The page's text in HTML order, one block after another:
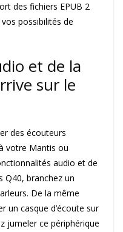
des fichiers EPUB 2
possibilités de
et de la
sur le
des écouteurs
votre Mantis ou
audio et de
Q40, branchez un
De la même
un casque d’écoute sur
jumeler ce périphérique